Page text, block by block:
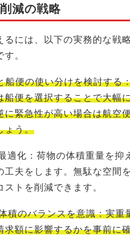
減の戦略
るには、以下の実務的な戦
。
船便の使い分けを検討する
船便を選択することで大幅
に緊急性が高い場合は航空
ょう。
適化：荷物の体積重量を抑
工夫をします。無駄な空間
ストを削減できます。
積のバランスを意識：実重
求額に影響するかを事前に